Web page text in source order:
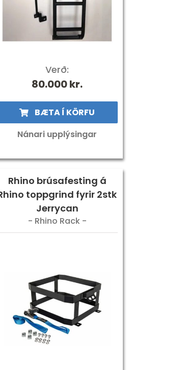
Verð:
80.000kr.
BÆTA Í KÖRFU
Nánari upplýsingar
Rhino brúsafesting á
toppgrind fyrir 2stk
Jerrycan
- Rhino Rack -